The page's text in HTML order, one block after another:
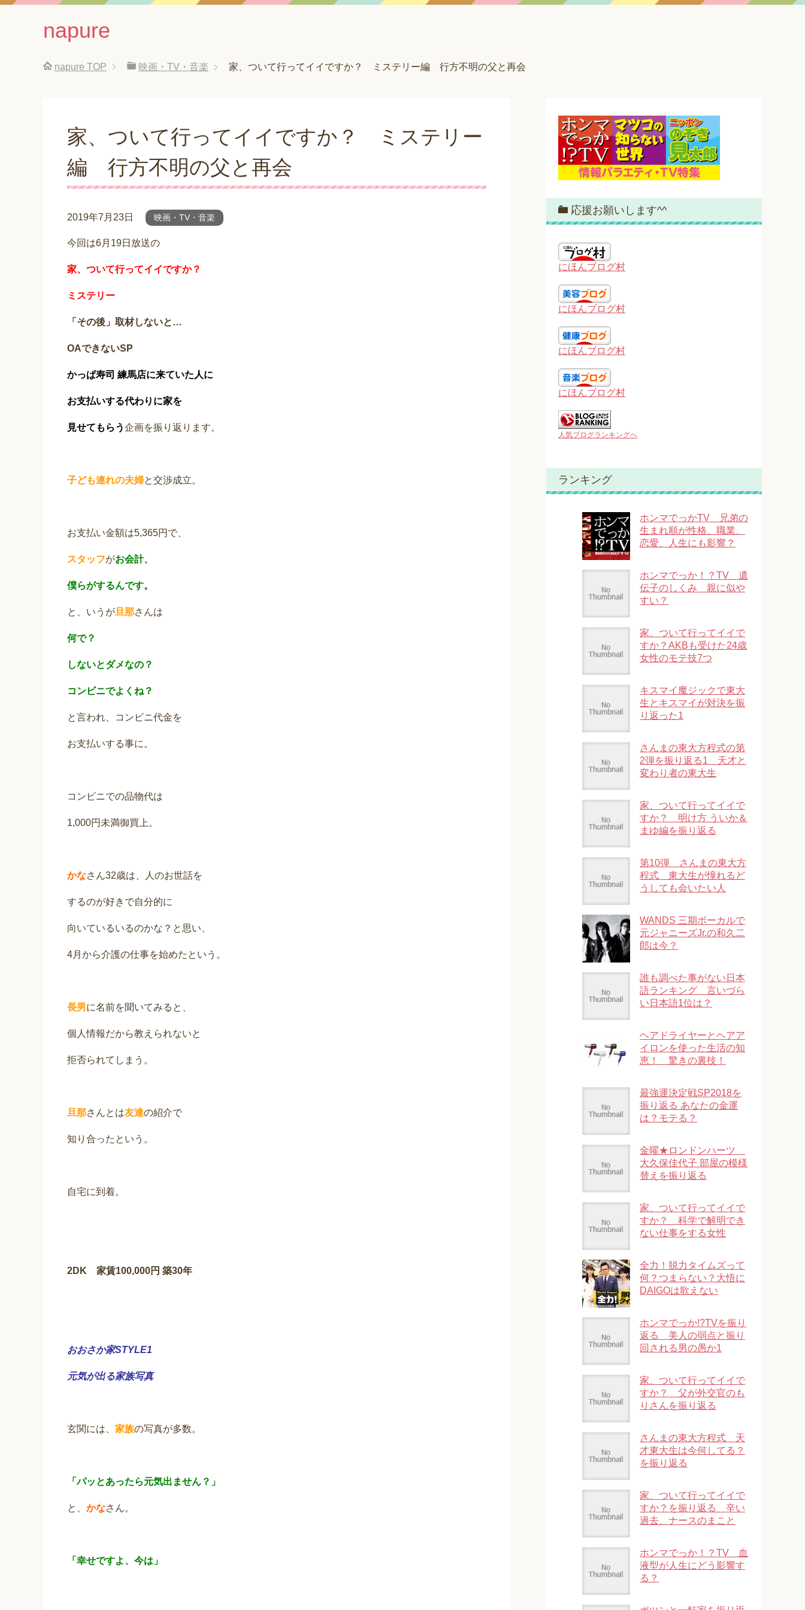
napure
napure TOP 映画・TV・音楽 家、ついて行ってイイですか？ ミステリー編 行方不明の父と再会
家、ついて行ってイイですか？ ミステリー
編 行方不明の父と再会
2019年7月23日 映画・TV・音楽
今回は6月19日放送の
家、ついて行ってイイですか？
ミステリー
「その後」取材しないと…
OAできないSP
かっぱ寿司 練馬店に来ていた人に
お支払いする代わりに家を
見せてもらう企画を振り返ります。
子ども連れの夫婦と交渉成立。
お支払い金額は5,365円で、
スタッフがお会計、
僕らがするんです。
と、いうが旦那さんは
何で？
しないとダメなの？
コンビニでよくね？
と言われ、コンビニ代金を
お支払いする事に。
コンビニでの品物代は
1,000円未満御買上。
かなさん32歳は、人のお世話を
するのが好きで自分的に
向いているいるのかな？と思い、
4月から介護の仕事を始めたという。
長男に名前を聞いてみると、
個人情報だから教えられないと
拒否られてしまう。
旦那さんとは友達の紹介で
知り合ったという。
自宅に到着。
2DK 家賃100,000円 築30年
おおさか家STYLE1
元気が出る家族写真
玄関には、 家族の写真が多数。
「パッとあったら元気出ません？」
と、 かなさん。
「幸せですよ、今は」
応援お願いします^^
にほんブログ村
にほんブログ村
にほんブログ村
にほんブログ村
人気ブログランキングへ
ランキング
ホンマでっかTV 兄弟の
生まれ順が性格、職業、
恋愛、人生にも影響？
ホンマでっか！？TV 遺
伝子のしくみ 親に似や
すい？
家、ついて行ってイイで
すか？AKBも受けた24歳
女性のモテ技7つ
キスマイ魔ジックで東大
生とキスマイが対決を振
り返った1
さんまの東大方程式の第
2弾を振り返る1 天才と
変わり者の東大生
家、ついて行ってイイで
すか？ 明け方 ういか＆
まゆ編を振り返る
第10弾 さんまの東大方
程式 東大生が憧れるど
うしても会いたい人
WANDS 三期ボーカルで
元ジャニーズJr.の和久二
郎は今？
誰も調べた事がない日本
語ランキング 言いづら
い日本語1位は？
ヘアドライヤーとヘアア
イロンを使った生活の知
恵！ 驚きの裏技！
最強運決定戦SP2018を
振り返る あなたの金運
は？モテる？
金曜★ロンドンハーツ
大久保佳代子 部屋の模様
替えを振り返る
家、ついて行ってイイで
すか？ 科学で解明でき
ない仕事をする女性
全力！脱力タイムズって
何？つまらない？大悟に
DAIGOは歌えない
ホンマでっか!?TVを振り
返る 美人の弱点と振り
回される男の愚か1
家、ついて行ってイイで
すか？ 父が外交官のも
りさんを振り返る
さんまの東大方程式 天
才東大生は今何してる？
を振り返る
家、ついて行ってイイで
すか？を振り返る 辛い
過去、ナースのまこと
ホンマでっか！？TV 血
液型が人生にどう影響す
る？